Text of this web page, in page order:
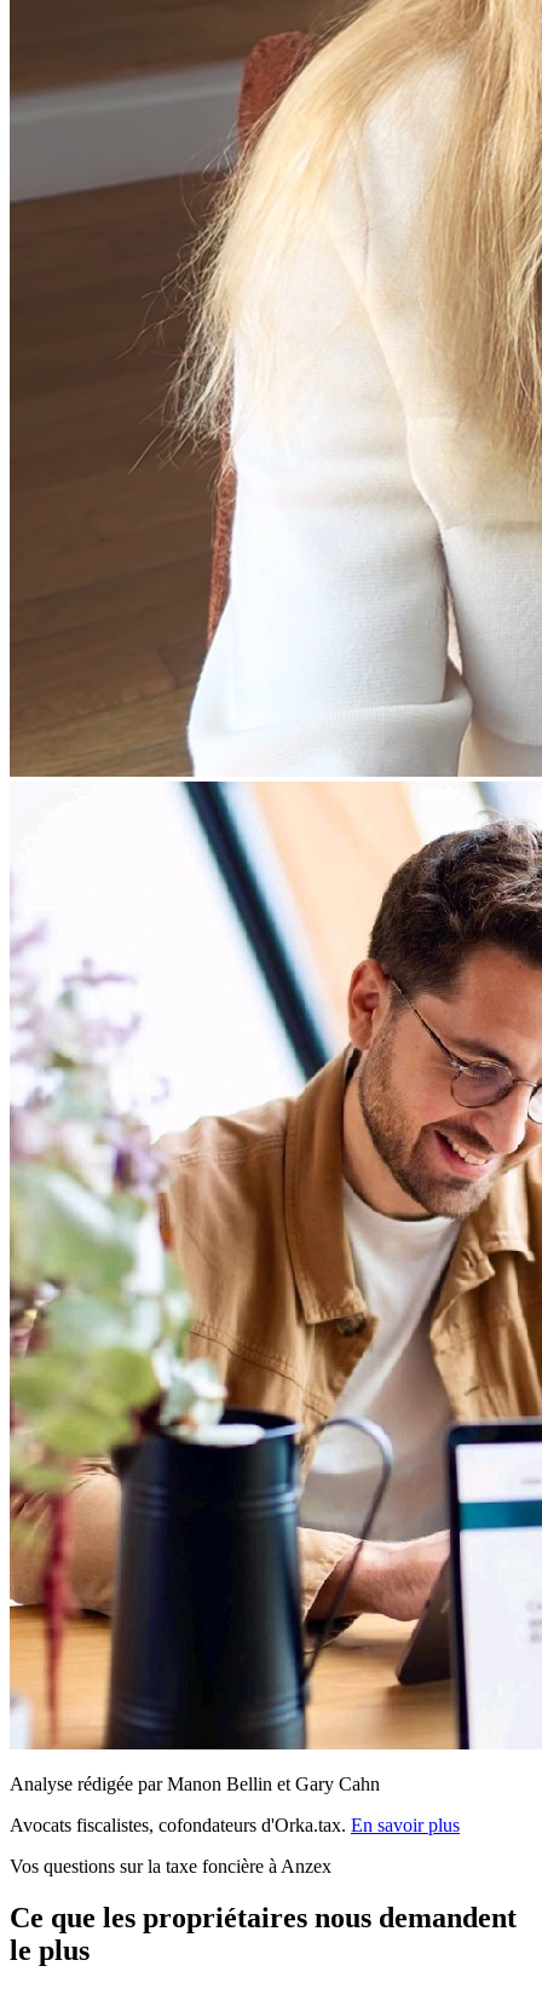
Analyse rédigée par Manon Bellin et Gary Cahn
Avocats fiscalistes, cofondateurs d'Orka.tax. En savoir plus
Vos questions sur la taxe foncière à Anzex
Ce que les propriétaires nous demandent
le plus